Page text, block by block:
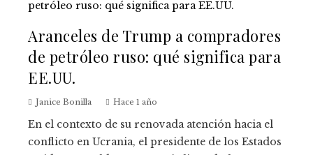
Aranceles de Trump a compradores
de petróleo ruso: qué significa para
EE.UU.
Janice Bonilla Hace 1 año
En el contexto de su renovada atención hacia el
conflicto en Ucrania, el presidente de los Estados